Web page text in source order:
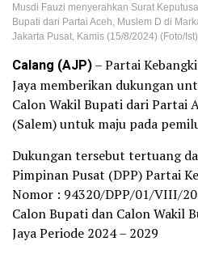
Musdi Fauzi menyerahkan Surat
Bupati dari Partai Aceh, Muslem D di
Jakarta Pusat, Kamis (15/8/2024) (Foto/Ist)
Calang (AJP)– Partai
Jaya memberikan dukungan
Calon Wakil Bupati dari Partai
(Salem) untuk maju pada
Dukungan tersebut tertuang
Pimpinan Pusat (DPP) Partai
Nomor : 94320/DPP/01/VIII/
Calon Bupati dan Calon Wakil
Jaya Periode 2024 – 2029